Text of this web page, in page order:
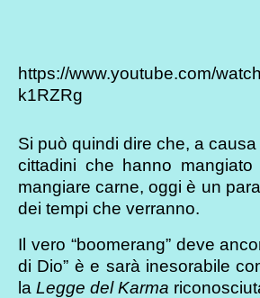
https://www.youtube.com/
k1RZRg
Si può quindi dire che, a
cittadini che hanno
mangiare carne, oggi è un
dei tempi che verranno.
Il vero “boomerang” deve
di Dio” è e sarà inesorabile
la Legge del Karma